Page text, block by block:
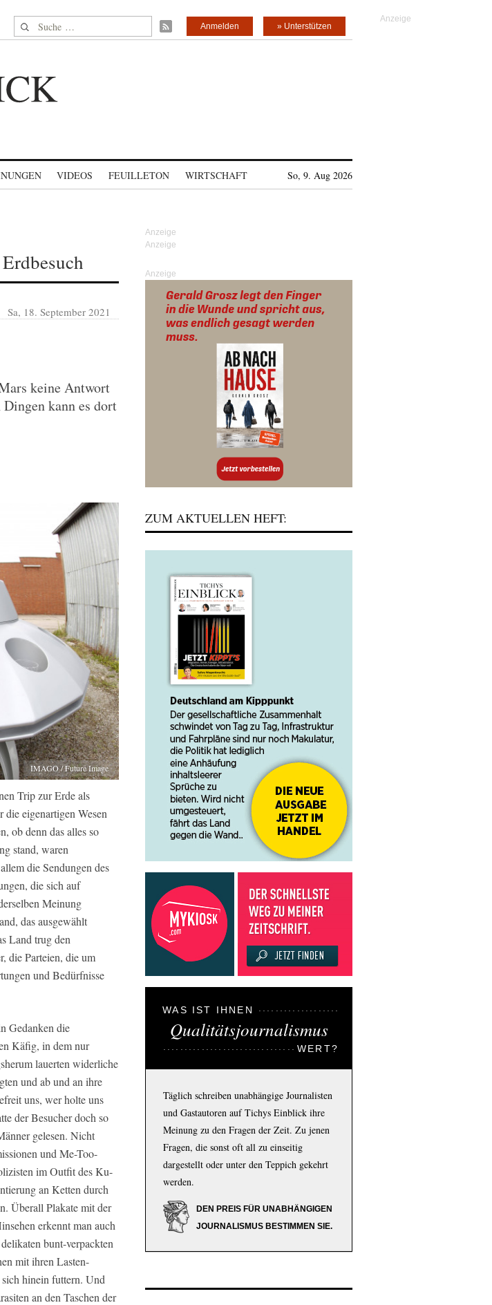
Suche nach: » Unterstützen
Anmelden
VIDEOS FEUILLETON WIRTSCHAFT So, 9. Aug 2026
Sa, 18. September 2021
keine Antwort
kann es dort
IMAGO / Future Image
Trip zur Erde als
die eigenartigen Wesen
ob denn das alles so
stand, waren
die Sendungen des
die sich auf
Meinung
das ausgewählt
Land trug den
die Parteien, die um
und Bedürfnisse
Gedanken die
Käfig, in dem nur
lauerten widerliche
und ab und an ihre
uns, wer holte uns
der Besucher doch so
gelesen. Nicht
und Me-Too-
im Outfit des Ku-
an Ketten durch
Überall Plakate mit der
erkennt man auch
bunt-verpackten
mit ihren Lasten-
hinein futtern. Und
an den Taschen der
Anzeige
ZUM AKTUELLEN HEFT:
WAS IST IHNEN
Qualitätsjournalismus
WERT?
Täglich schreiben unabhängige Journalisten
und Gastautoren auf Tichys Einblick ihre
Meinung zu den Fragen der Zeit. Zu jenen
Fragen, die sonst oft all zu einseitig
dargestellt oder unter den Teppich gekehrt
werden.
DEN PREIS FÜR UNABHÄNGIGEN
JOURNALISMUS BESTIMMEN SIE.